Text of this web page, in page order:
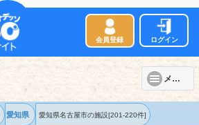
会員登録 ログイン
メニュー
愛知県 愛知県名古屋市の施設[201-220件]